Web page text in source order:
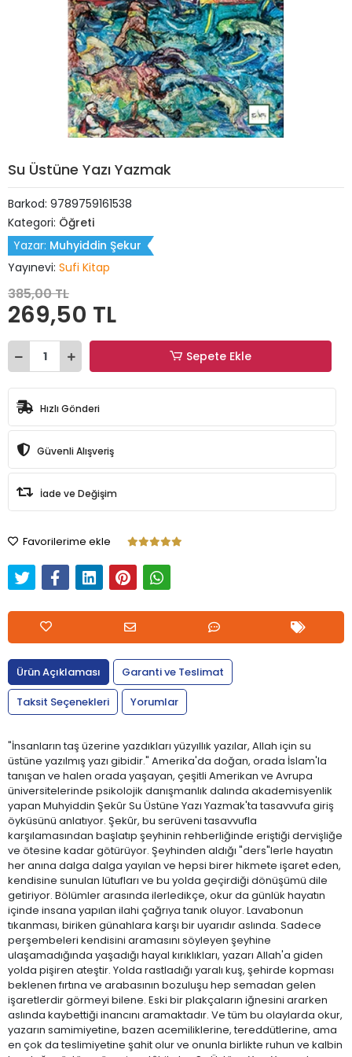
Su Üstüne Yazı Yazmak
Barkod: 9789759161538
Kategori: Öğreti
Yazar: Muhyiddin Şekur
Yayınevi: Sufi Kitap
385,00 TL
269,50 TL
Sepete Ekle
Hızlı Gönderi
Güvenli Alışveriş
İade ve Değişim
Favorilerime ekle
Ürün Açıklaması
Garanti ve Teslimat
Taksit Seçenekleri
Yorumlar
"İnsanların taş üzerine yazdıkları yüzyıllık yazılar, Allah için su
üstüne yazılmış yazı gibidir." Amerika'da doğan, orada İslam'la
tanışan ve halen orada yaşayan, çeşitli Amerikan ve Avrupa
üniversitelerinde psikolojik danışmanlık dalında akademisyenlik
yapan Muhyiddin Şekûr Su Üstüne Yazı Yazmak'ta tasavvufa giriş
öyküsünü anlatıyor. Şekûr, bu serüveni tasavvufla
karşılamasından başlatıp şeyhinin rehberliğinde eriştiği dervişliğe
ve ötesine kadar götürüyor. Şeyhinden aldığı "ders"lerle hayatın
her anına dalga dalga yayılan ve hepsi birer hikmete işaret eden,
kendisine sunulan lütufları ve bu yolda geçirdiği dönüşümü dile
getiriyor. Bölümler arasında ilerledikçe, okur da günlük hayatın
içinde insana yapılan ilahi çağrıya tanık oluyor. Lavabonun
tıkanması, biriken günahlara karşı bir uyarıdır aslında. Sadece
perşembeleri kendisini aramasını söyleyen şeyhine
ulaşamadığında yaşadığı hayal kırıklıkları, yazarı Allah'a giden
yolda pişiren ateştir. Yolda rastladığı yaralı kuş, şehirde kopması
beklenen fırtına ve arabasının bozuluşu hep semadan gelen
işaretlerdir görmeyi bilene. Eski bir plakçaların iğnesini ararken
aslında kaybettiği inancını aramaktadır. Ve tüm bu olaylarda okur,
yazarın samimiyetine, bazen acemiliklerine, tereddütlerine, ama
en çok da teslimiyetine şahit olur ve onunla birlikte ruhun ve kalbin